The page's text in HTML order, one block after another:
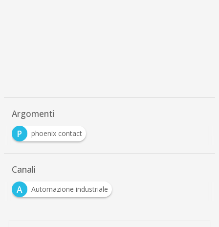
Argomenti
P
phoenix contact
Canali
A
Automazione industriale